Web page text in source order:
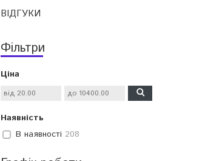
ВІДГУКИ
Фільтри
Ціна
Наявність
В наявності 208